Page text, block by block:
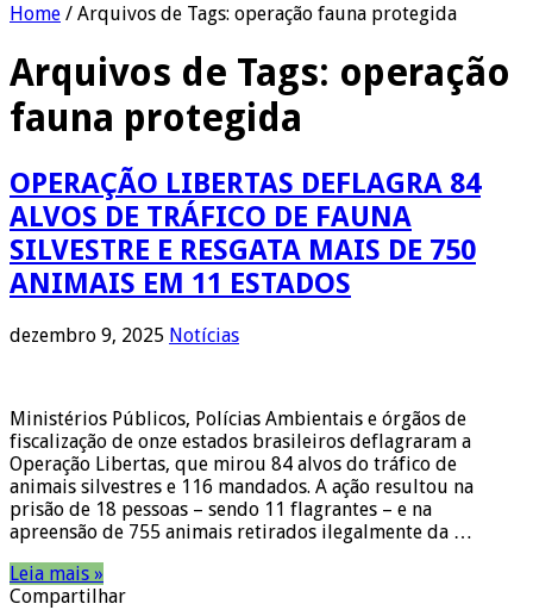
Home / Arquivos de Tags: operação fauna protegida
Arquivos de Tags: operação
fauna protegida
OPERAÇÃO LIBERTAS DEFLAGRA 84
ALVOS DE TRÁFICO DE FAUNA
SILVESTRE E RESGATA MAIS DE 750
ANIMAIS EM 11 ESTADOS
dezembro 9, 2025 Notícias
Ministérios Públicos, Polícias Ambientais e órgãos de
fiscalização de onze estados brasileiros deflagraram a
Operação Libertas, que mirou 84 alvos do tráfico de
animais silvestres e 116 mandados. A ação resultou na
prisão de 18 pessoas – sendo 11 flagrantes – e na
apreensão de 755 animais retirados ilegalmente da …
Leia mais »
Compartilhar